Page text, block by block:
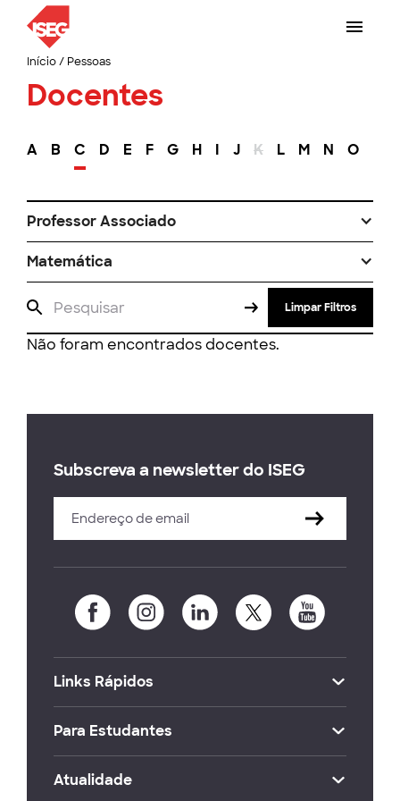
Início/ Pessoas
Docentes
A B C D E F G H I J K L M N O
Professor Associado
Matemática
Limpar Filtros
Não foram encontrados docentes.
Subscreva a newsletter do ISEG
Links Rápidos
Para Estudantes
Atualidade